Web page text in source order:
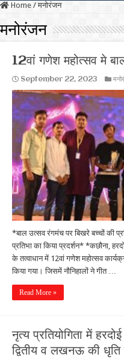
Home / मनोरंजन
मनोरंजन
12वां गणेश महोत्सव मे
September 22, 2023
*बाल उत्सव रंगमंच पर बिखरे बच्चों की
प्रतिभा का किया प्रदर्शन* *कछौना,
के तत्वाधान में 12वां गणेश महोत्सव
किया गया। जिसमें नौनिहालों ने गीत …
Read More »
नृत्य प्रतियोगिता में
द्वितीय व लखनऊ की धृति